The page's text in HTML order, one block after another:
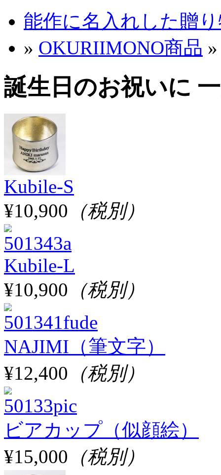
能作に名入れした贈
» OKURIIMONO商品
誕生日のお祝いに
Kubile-S
¥10,900 （税別）
Kubile-L
¥10,900 （税別）
NAJIMI（筆文字）
¥12,400 （税別）
ビアカップ（似顔絵）
¥15,000 （税別）